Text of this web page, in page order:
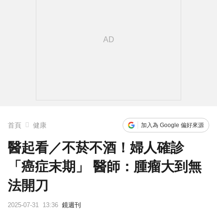
首頁 健康 加入為 Google 偏好來源
醫起看／不菸不酒！婦人確診
「癌症末期」 醫師：腫瘤大到無
法開刀
2025-07-31 13:36 鏡週刊